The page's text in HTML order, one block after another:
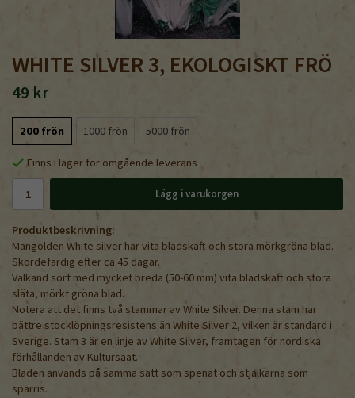
WHITE SILVER 3, EKOLOGISKT FRÖ
49 kr
200 frön 1000 frön 5000 frön
Finns i lager för omgående leverans
Lägg i varukorgen
Produktbeskrivning:
Mangolden White silver har vita bladskaft och stora mörkgröna blad.
Skördefärdig efter ca 45 dagar.
Välkänd sort med mycket breda (50-60 mm) vita bladskaft och stora
släta, mörkt gröna blad.
Notera att det finns två stammar av White Silver. Denna stam har
bättre stocklöpningsresistens än White Silver 2, vilken är standard i
Sverige. Stam 3 är en linje av White Silver, framtagen för nordiska
förhållanden av Kultursaat.
Bladen används på samma sätt som spenat och stjälkarna som
sparris.